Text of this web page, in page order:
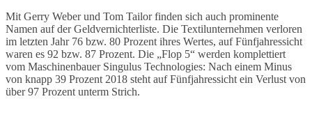
Mit Gerry Weber und Tom Tailor finden sich auch prominente
Namen auf der Geldvernichterliste. Die Textilunternehmen verloren
im letzten Jahr 76 bzw. 80 Prozent ihres Wertes, auf Fünfjahressicht
waren es 92 bzw. 87 Prozent. Die „Flop 5“ werden komplettiert
vom Maschinenbauer Singulus Technologies: Nach einem Minus
von knapp 39 Prozent 2018 steht auf Fünfjahressicht ein Verlust von
über 97 Prozent unterm Strich.